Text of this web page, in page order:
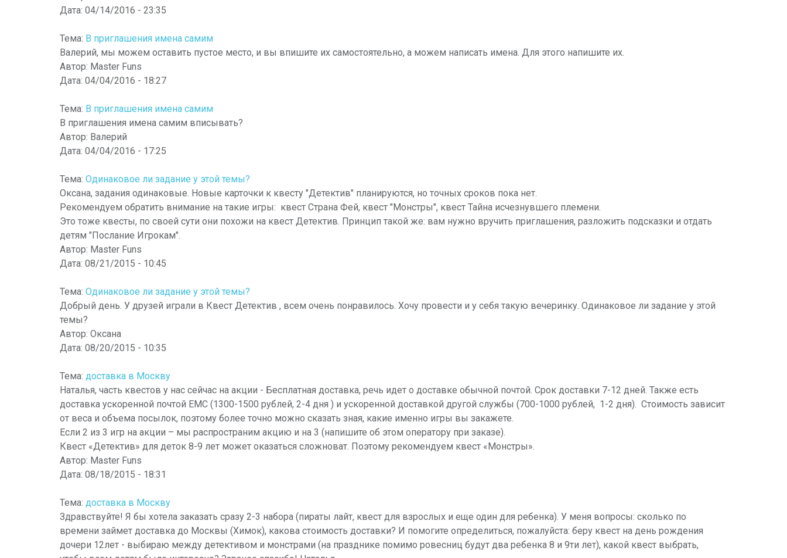
Дата: 04/14/2016 - 23:35
Тема: В приглашения имена самим
Валерий, мы можем оставить пустое место, и вы впишите их самостоятельно, а можем написать имена. Для этого напишите их.
Автор: Master Funs
Дата: 04/04/2016 - 18:27
Тема: В приглашения имена самим
В приглашения имена самим вписывать?
Автор: Валерий
Дата: 04/04/2016 - 17:25
Тема: Одинаковое ли задание у этой темы?
Оксана, задания одинаковые. Новые карточки к квесту "Детектив" планируются, но точных сроков пока нет.
Рекомендуем обратить внимание на такие игры: квест Страна Фей, квест "Монстры", квест Тайна исчезнувшего племени.
Это тоже квесты, по своей сути они похожи на квест Детектив. Принцип такой же: вам нужно вручить приглашения, разложить подсказки и отдать
детям "Послание Игрокам".
Автор: Master Funs
Дата: 08/21/2015 - 10:45
Тема: Одинаковое ли задание у этой темы?
Добрый день. У друзей играли в Квест Детектив , всем очень понравилось. Хочу провести и у себя такую вечеринку. Одинаковое ли задание у этой
темы?
Автор: Оксана
Дата: 08/20/2015 - 10:35
Тема: доставка в Москву
Наталья, часть квестов у нас сейчас на акции - Бесплатная доставка, речь идет о доставке обычной почтой. Срок доставки 7-12 дней. Также есть
доставка ускоренной почтой ЕМС (1300-1500 рублей, 2-4 дня ) и ускоренной доставкой другой службы (700-1000 рублей, 1-2 дня). Стоимость зависит
от веса и объема посылок, поэтому более точно можно сказать зная, какие именно игры вы закажете.
Если 2 из 3 игр на акции – мы распространим акцию и на 3 (напишите об этом оператору при заказе).
Квест «Детектив» для деток 8-9 лет может оказаться сложноват. Поэтому рекомендуем квест «Монстры».
Автор: Master Funs
Дата: 08/18/2015 - 18:31
Тема: доставка в Москву
Здравствуйте! Я бы хотела заказать сразу 2-3 набора (пираты лайт, квест для взрослых и еще один для ребенка). У меня вопросы: сколько по
времени займет доставка до Москвы (Химок), какова стоимость доставки? И помогите определиться, пожалуйста: беру квест на день рождения
дочери 12лет - выбираю между детективом и монстрами (на празднике помимо ровесниц будут два ребенка 8 и 9ти лет), какой квест выбрать,